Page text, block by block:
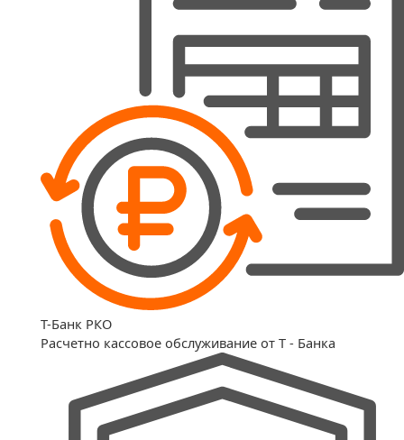
T-Банк РКО
Расчетно кассовое обслуживание от T - Банка